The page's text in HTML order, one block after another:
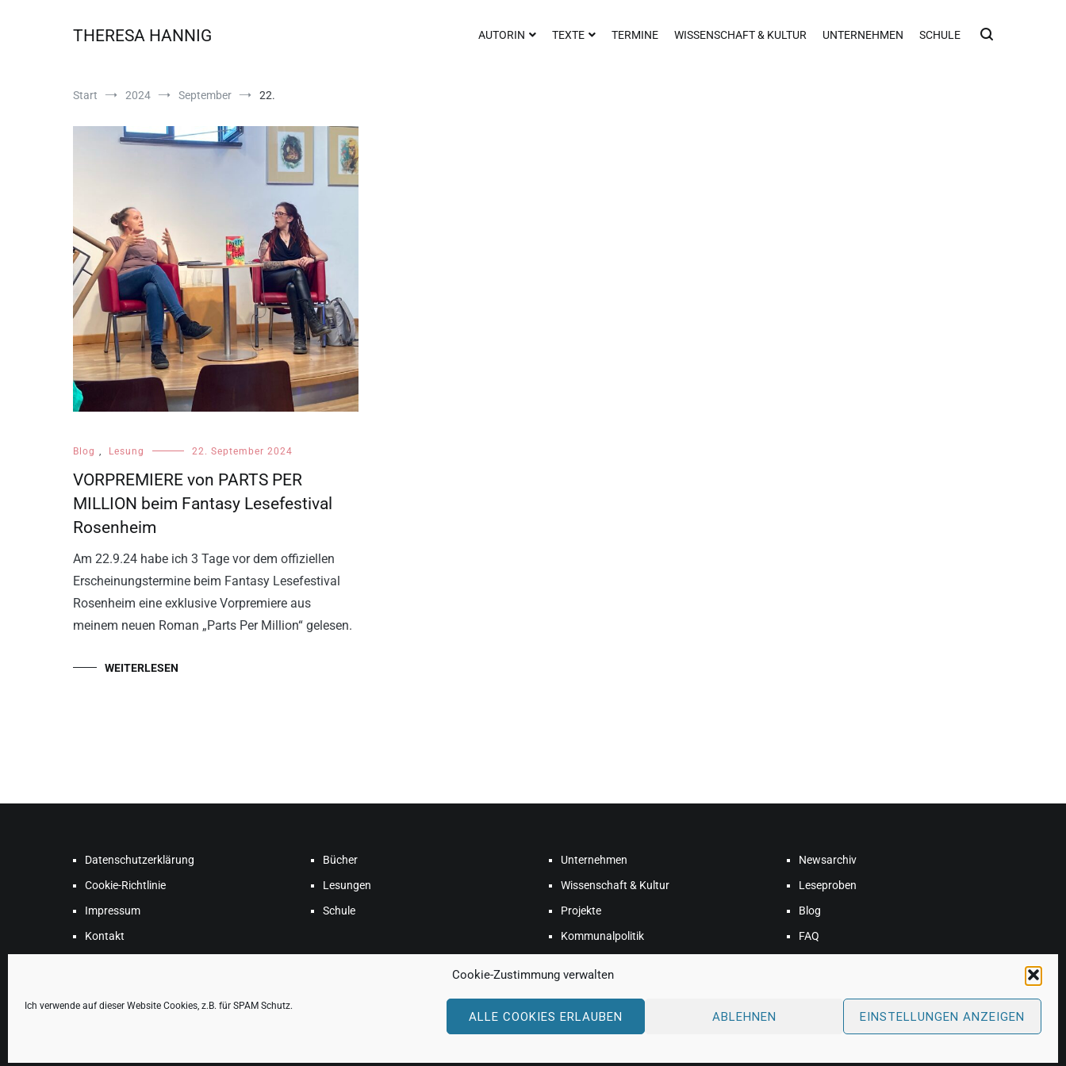
Cookie-Zustimmung verwalten
Ich verwende auf dieser Website Cookies, z.B. für SPAM Schutz.
ALLE COOKIES ERLAUBEN ABLEHNEN EINSTELLUNGEN ANZEIGEN
THERESA HANNIG AUTORIN TEXTE TERMINE WISSENSCHAFT & KULTUR UNTERNEHMEN SCHULE
Start 2024 September 22.
Blog , Lesung 22. September 2024
VORPREMIERE von PARTS PER
MILLION beim Fantasy Lesefestival
Rosenheim
Am 22.9.24 habe ich 3 Tage vor dem offiziellen
Erscheinungstermine beim Fantasy Lesefestival
Rosenheim eine exklusive Vorpremiere aus
meinem neuen Roman „Parts Per Million“ gelesen.
WEITERLESEN
Datenschutzerklärung
Cookie-Richtlinie
Impressum
Kontakt
Bücher
Lesungen
Schule
Unternehmen
Wissenschaft & Kultur
Projekte
Kommunalpolitik
Newsarchiv
Leseproben
Blog
FAQ